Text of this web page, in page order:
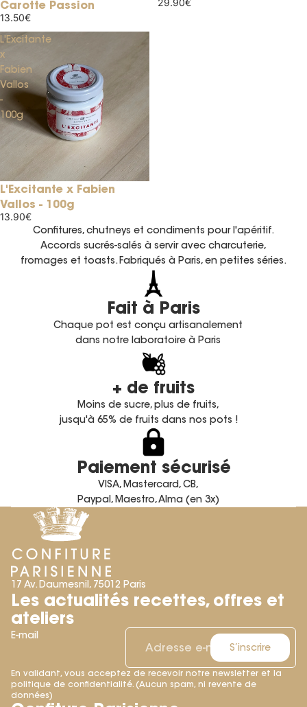
Carotte Passion
13.50€
29.90€
L'Excitante
x
Fabien
Vallos
-
100g
Épuisé
L'Excitante x Fabien
Vallos - 100g
13.90€
Confitures, chutneys et condiments pour l'apéritif.
Accords sucrés-salés à servir avec charcuterie,
fromages et toasts. Fabriqués à Paris, en petites séries.
Fait à Paris
Chaque pot est conçu artisanalement
dans notre laboratoire à Paris
+ de fruits
Moins de sucre, plus de fruits,
jusqu'à 65% de fruits dans nos pots !
Paiement sécurisé
VISA, Mastercard, CB,
Paypal, Maestro, Alma (en 3x)
17 Av. Daumesnil, 75012 Paris
Les actualités recettes, offres et
ateliers
E-mail
S’inscrire
En validant, vous acceptez de recevoir notre newsletter et la
politique de confidentialité. (Aucun spam, ni revente de
données)
Politique de remboursement
Politique de confidentialité